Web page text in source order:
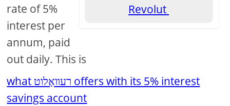
Revolut
rate of 5%
interest per
annum, paid
out daily. This is
what רעוואָלוט offers with its 5% interest
savings account